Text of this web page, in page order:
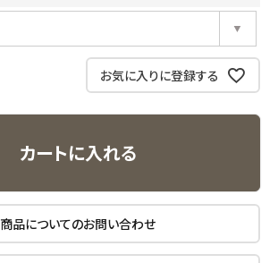
お気に入りに登録する
カートに入れる
商品についてのお問い合わせ